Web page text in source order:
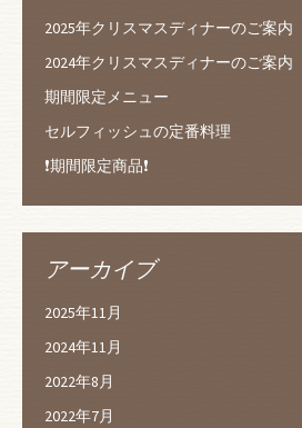
2025年クリスマスディナーのご案内
2024年クリスマスディナーのご案内
期間限定メニュー
セルフィッシュの定番料理
❗️期間限定商品❗️
アーカイブ
2025年11月
2024年11月
2022年8月
2022年7月